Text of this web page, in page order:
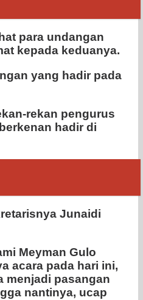
para undangan
kepada keduanya.
yang hadir pada
rekan pengurus
hadir di
Junaidi
Meyman Gulo
acara pada hari ini,
menjadi pasangan
nantinya, ucap